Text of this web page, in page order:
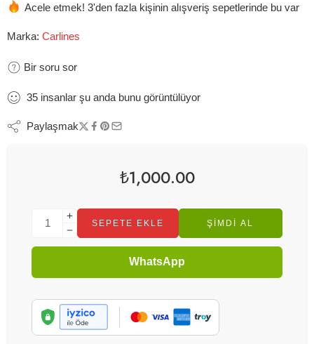
Acele etmek! 3'den fazla kişinin alışveriş sepetlerinde bu var
Marka: Carlines
Bir soru sor
35 insanlar şu anda bunu görüntülüyor
Paylaşmak
₺1,000.00
SEPETE EKLE ŞIMDI AL
WhatsApp